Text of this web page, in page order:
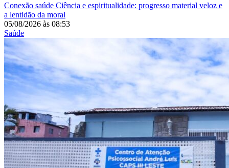
Conexão saúde Ciência e espiritualidade: progresso material veloz e
a lentidão da moral
05/08/2026 às 08:53
Saúde